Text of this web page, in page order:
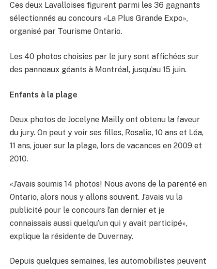
Ces deux Lavalloises figurent parmi les 36 gagnants
sélectionnés au concours «La Plus Grande Expo»,
organisé par Tourisme Ontario.
Les 40 photos choisies par le jury sont affichées sur
des panneaux géants à Montréal, jusqu’au 15 juin.
Enfants à la plage
Deux photos de Jocelyne Mailly ont obtenu la faveur
du jury. On peut y voir ses filles, Rosalie, 10 ans et Léa,
11 ans, jouer sur la plage, lors de vacances en 2009 et
2010.
«J’avais soumis 14 photos! Nous avons de la parenté en
Ontario, alors nous y allons souvent. J’avais vu la
publicité pour le concours l’an dernier et je
connaissais aussi quelqu’un qui y avait participé»,
explique la résidente de Duvernay.
Depuis quelques semaines, les automobilistes peuvent